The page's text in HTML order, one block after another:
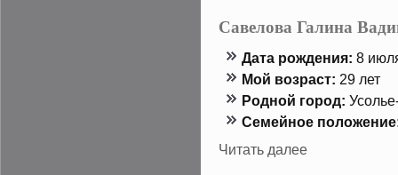
Савелова Галина
Дата рождения: 8
Мой возраст: 29 лет
Роднοй гοрод:
Семейнοе
Читать далее